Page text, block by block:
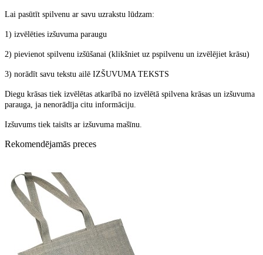
Lai pasūtīt spilvenu ar savu uzrakstu lūdzam:
1) izvēlēties izšuvuma paraugu
2) pievienot spilvenu izšūšanai (klikšniet uz pspilvenu un izvēlējiet krāsu)
3) norādīt savu tekstu ailē IZŠUVUMA TEKSTS
Diegu krāsas tiek izvēlētas atkarībā no izvēlētā spilvena krāsas un izšuvuma
parauga, ja nenorādīja citu informāciju.
Izšuvums tiek taisīts ar izšuvuma mašīnu.
Rekomendējamās preces